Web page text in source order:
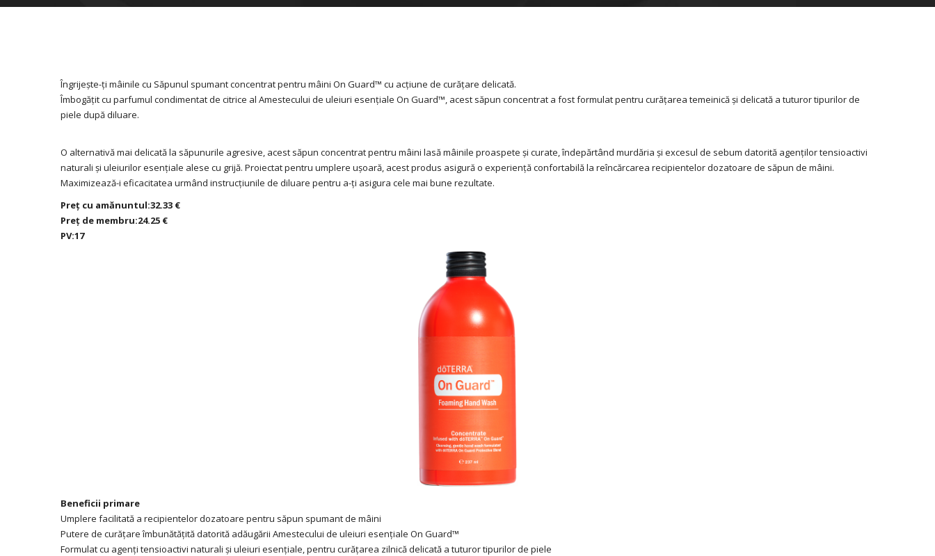
Îngrijește-ți mâinile cu Săpunul spumant concentrat pentru mâini On Guard™ cu acțiune de curățare delicată.
Îmbogățit cu parfumul condimentat de citrice al Amestecului de uleiuri esențiale On Guard™, acest săpun concentrat a fost formulat pentru curățarea temeinică și delicată a tuturor tipurilor de
piele după diluare.
O alternativă mai delicată la săpunurile agresive, acest săpun concentrat pentru mâini lasă mâinile proaspete și curate, îndepărtând murdăria și excesul de sebum datorită agenților tensioactivi
naturali și uleiurilor esențiale alese cu grijă. Proiectat pentru umplere ușoară, acest produs asigură o experiență confortabilă la reîncărcarea recipientelor dozatoare de săpun de mâini.
Maximizează-i eficacitatea urmând instrucțiunile de diluare pentru a-ți asigura cele mai bune rezultate.
Preț cu amănuntul:32.33 €
Preț de membru:24.25 €
PV:17
Beneficii primare
Umplere facilitată a recipientelor dozatoare pentru săpun spumant de mâini
Putere de curățare îmbunătățită datorită adăugării Amestecului de uleiuri esențiale On Guard™
Formulat cu agenți tensioactivi naturali și uleiuri esențiale, pentru curățarea zilnică delicată a tuturor tipurilor de piele